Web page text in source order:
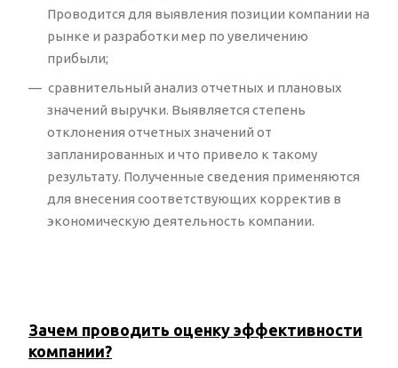
Проводится для выявления позиции компании на
рынке и разработки мер по увеличению
прибыли;
сравнительный анализ отчетных и плановых
значений выручки. Выявляется степень
отклонения отчетных значений от
запланированных и что привело к такому
результату. Полученные сведения применяются
для внесения соответствующих корректив в
экономическую деятельность компании.
Зачем проводить оценку эффективности
компании?